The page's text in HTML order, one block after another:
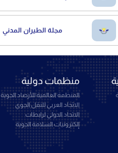
مجلة الطيران المدني
منظمات دولية
المنظمة العالمية للأرصاد الجوية
الاتحاد العربي للنقل الجوي
الاتحاد الدولي لرابطات
إلكترونيات السلامة الجوية